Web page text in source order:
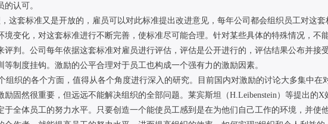
认可。
这套标准又是开放的，雇员可以对此标准提出改进意见，每年公司都会组织员工对这
境变化，对这套标准进行不断完善，使标准尽可能合理。针对某些具体的特殊情况，不
评判。公司每年依据这套标准对雇员进行评估，评估是公开进行的，评估结果公布并接
等制度挂钩。激励的公平合理对于员工也构成一个强有力的激励因素。
织的各个方面，值得从各个角度进行深入的研究。目前国内对激励的讨论大多集中在
励固然很重要，但远远不能解决组织的全部问题。莱宾斯坦（H.Leibenstein）等提出的X
于全体员工的努力水平。只要创造一个能使员工感到是在为他们自己工作的环境，并使